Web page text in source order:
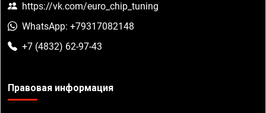
https://vk.com/euro_chip_tuning
WhatsApp: +79317082148
+7 (4832) 62-97-43
Правовая информация